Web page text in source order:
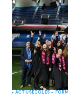
ACTUSÉCOLES -